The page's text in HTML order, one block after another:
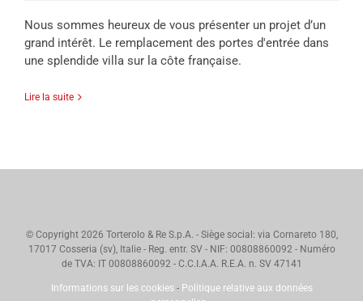
Nous sommes heureux de vous présenter un projet d’un
grand intérêt. Le remplacement des portes d'entrée dans
une splendide villa sur la côte française.
Lire la suite
© Copyright 2026 Torterolo & Re S.p.A. - Siège social: via Cornareto 180,
17017 Cosseria (sv), Italie - Reg. entr. SV - NIF: 00808860092 - Numéro
de TVA: IT 00808860092 - C.C.I.A.A. R.E.A. n. SV 47141
Informations sur les cookies - Politique relative aux données